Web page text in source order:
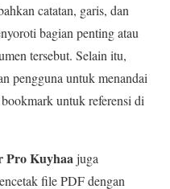
catatan, garis, dan
bagian penting atau
tersebut. Selain itu,
pengguna untuk menandai
untuk referensi di
Pro Kuyhaajuga
file PDF dengan